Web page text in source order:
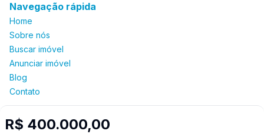
R$ 400.000,00
Navegação rápida
Home
Sobre nós
Buscar imóvel
Anunciar imóvel
Blog
Contato